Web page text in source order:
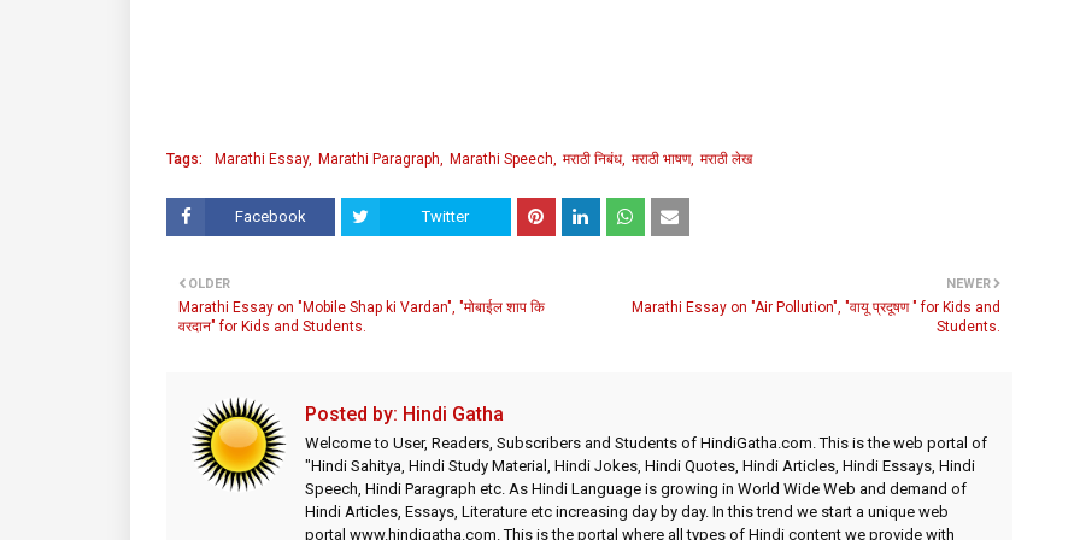
Tags: Marathi Essay Marathi Paragraph Marathi Speech मराठी निबंध मराठी भाषण मराठी लेख
Facebook Twitter
NEWER
Marathi Essay on "Air Pollution", "वायू प्रदूषण " for Kids and
Students.
OLDER
Marathi Essay on "Mobile Shap ki Vardan", "मोबाईल शाप कि
वरदान" for Kids and Students.
Posted by: Hindi Gatha
Welcome to User, Readers, Subscribers and Students of HindiGatha.com. This is the web portal of
"Hindi Sahitya, Hindi Study Material, Hindi Jokes, Hindi Quotes, Hindi Articles, Hindi Essays, Hindi
Speech, Hindi Paragraph etc. As Hindi Language is growing in World Wide Web and demand of
Hindi Articles, Essays, Literature etc increasing day by day. In this trend we start a unique web
portal www.hindigatha.com. This is the portal where all types of Hindi content we provide with